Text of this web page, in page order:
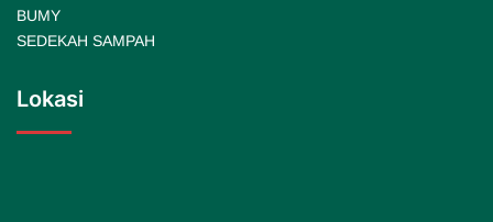
BUMY
SEDEKAH SAMPAH
Lokasi